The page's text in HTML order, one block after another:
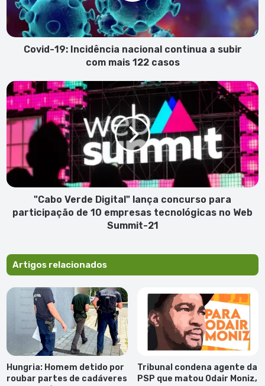
subir
com
mais
Covid-19: Incidência nacional continua a subir
com mais 122 casos
"Cabo
Verde
Digital"
lança
concurso
para
participação
de
10
empresas
tecnológicas
21
"Cabo Verde Digital" lança concurso para
participação de 10 empresas tecnológicas no Web
Summit-21
Artigos relacionados
Hungria: Homem detido por
roubar partes de cadáveres
Tribunal condena agente da
PSP que matou Odair Moniz,